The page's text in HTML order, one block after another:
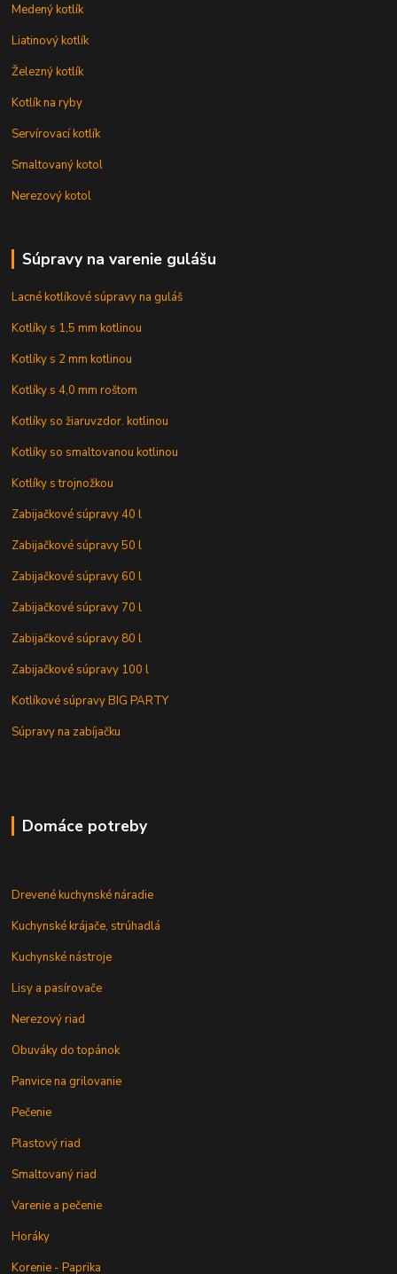
Medený kotlík
Liatinový kotlík
Železný kotlík
Kotlík na ryby
Servírovací kotlík
Smaltovaný kotol
Nerezový kotol
Súpravy na varenie gulášu
Lacné kotlíkové súpravy na guláš
Kotlíky s 1,5 mm kotlinou
Kotlíky s 2 mm kotlinou
Kotlíky s 4,0 mm roštom
Kotlíky so žiaruvzdor. kotlinou
Kotlíky so smaltovanou kotlinou
Kotlíky s trojnožkou
Zabijačkové súpravy 40 l
Zabijačkové súpravy 50 l
Zabijačkové súpravy 60 l
Zabijačkové súpravy 70 l
Zabijačkové súpravy 80 l
Zabijačkové súpravy 100 l
Kotlíkové súpravy BIG PARTY
Súpravy na zabíjačku
Domáce potreby
Drevené kuchynské náradie
Kuchynské krájače, strúhadlá
Kuchynské nástroje
Lisy a pasírovače
Nerezový riad
Obuváky do topánok
Panvice na grilovanie
Pečenie
Plastový riad
Smaltovaný riad
Varenie a pečenie
Horáky
Korenie - Paprika